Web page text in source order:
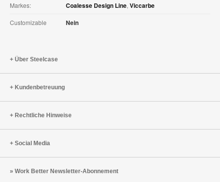
Markes: Coalesse Design Line, Viccarbe
Customizable Nein
Über Steelcase
Kundenbetreuung
Rechtliche Hinweise
Social Media
Work Better Newsletter-Abonnement